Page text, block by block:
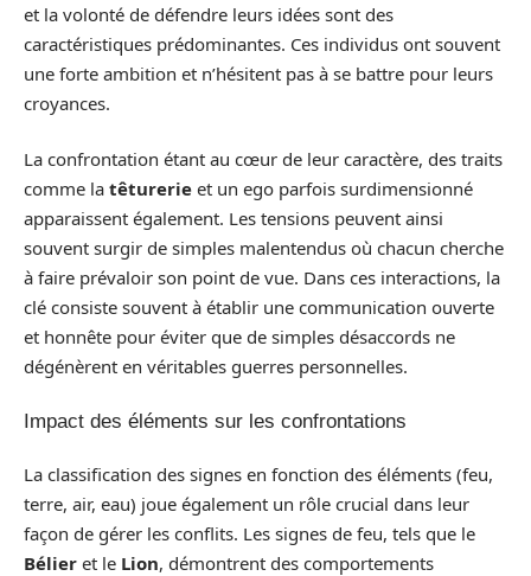
et la volonté de défendre leurs idées sont des
caractéristiques prédominantes. Ces individus ont souvent
une forte ambition et n’hésitent pas à se battre pour leurs
croyances.
La confrontation étant au cœur de leur caractère, des traits
comme la têturerie et un ego parfois surdimensionné
apparaissent également. Les tensions peuvent ainsi
souvent surgir de simples malentendus où chacun cherche
à faire prévaloir son point de vue. Dans ces interactions, la
clé consiste souvent à établir une communication ouverte
et honnête pour éviter que de simples désaccords ne
dégénèrent en véritables guerres personnelles.
Impact des éléments sur les confrontations
La classification des signes en fonction des éléments (feu,
terre, air, eau) joue également un rôle crucial dans leur
façon de gérer les conflits. Les signes de feu, tels que le
Bélier et le Lion, démontrent des comportements